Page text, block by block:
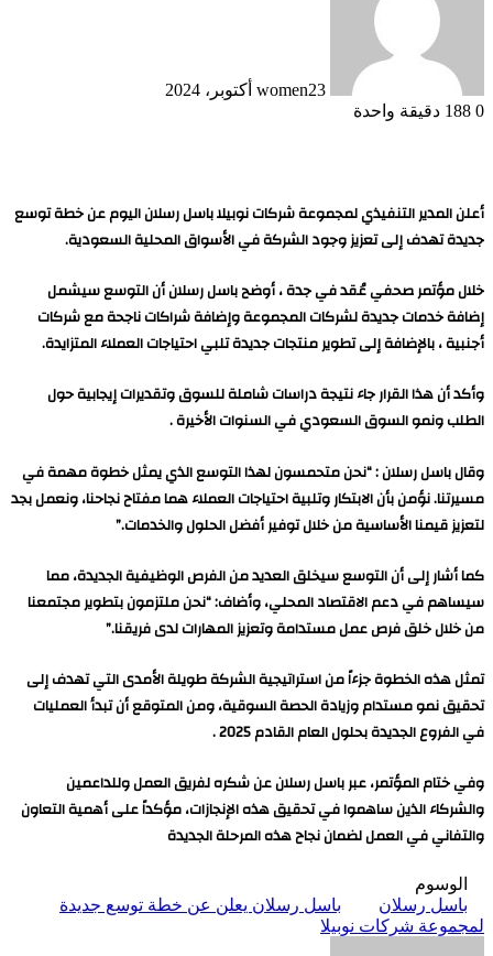
women23 أكتوبر، 2024
0
دقيقة واحدة
أعلن المدير التنفيذي لمجموعة شركات نوبيلا باسل رسلان اليوم عن خطة توسع
جديدة تهدف إلى تعزيز وجود الشركة في الأسواق المحلية السعودية.
خلال مؤتمر صحفي عُقد في جدة ، أوضح باسل رسلان أن التوسع سيشمل
إضافة خدمات جديدة لشركات المجموعة وإضافة شراكات ناجحة مع شركات
أجنبية ، بالإضافة إلى تطوير منتجات جديدة تلبي احتياجات العملاء المتزايدة.
وأكد أن هذا القرار جاء نتيجة دراسات شاملة للسوق وتقديرات إيجابية حول
الطلب ونمو السوق السعودي في السنوات الأخيرة .
وقال باسل رسلان : “نحن متحمسون لهذا التوسع الذي يمثل خطوة مهمة في
مسيرتنا. نؤمن بأن الابتكار وتلبية احتياجات العملاء هما مفتاح نجاحنا، ونعمل بجد
لتعزيز قيمنا الأساسية من خلال توفير أفضل الحلول والخدمات.”
كما أشار إلى أن التوسع سيخلق العديد من الفرص الوظيفية الجديدة، مما
سيساهم في دعم الاقتصاد المحلي، وأضاف: “نحن ملتزمون بتطوير مجتمعنا
من خلال خلق فرص عمل مستدامة وتعزيز المهارات لدى فريقنا.”
تمثل هذه الخطوة جزءاً من استراتيجية الشركة طويلة الأمدى التي تهدف إلى
تحقيق نمو مستدام وزيادة الحصة السوقية، ومن المتوقع أن تبدأ العمليات
في الفروع الجديدة بحلول العام القادم 2025 .
وفي ختام المؤتمر، عبر باسل رسلان عن شكره لفريق العمل وللداعمين
والشركاء الذين ساهموا في تحقيق هذه الإنجازات، مؤكداً على أهمية التعاون
والتفاني في العمل لضمان نجاح هذه المرحلة الجديدة
الوسوم
باسل رسلان
باسل رسلان يعلن عن خطة توسع جديدة
لمجموعة شركات نوبيلا